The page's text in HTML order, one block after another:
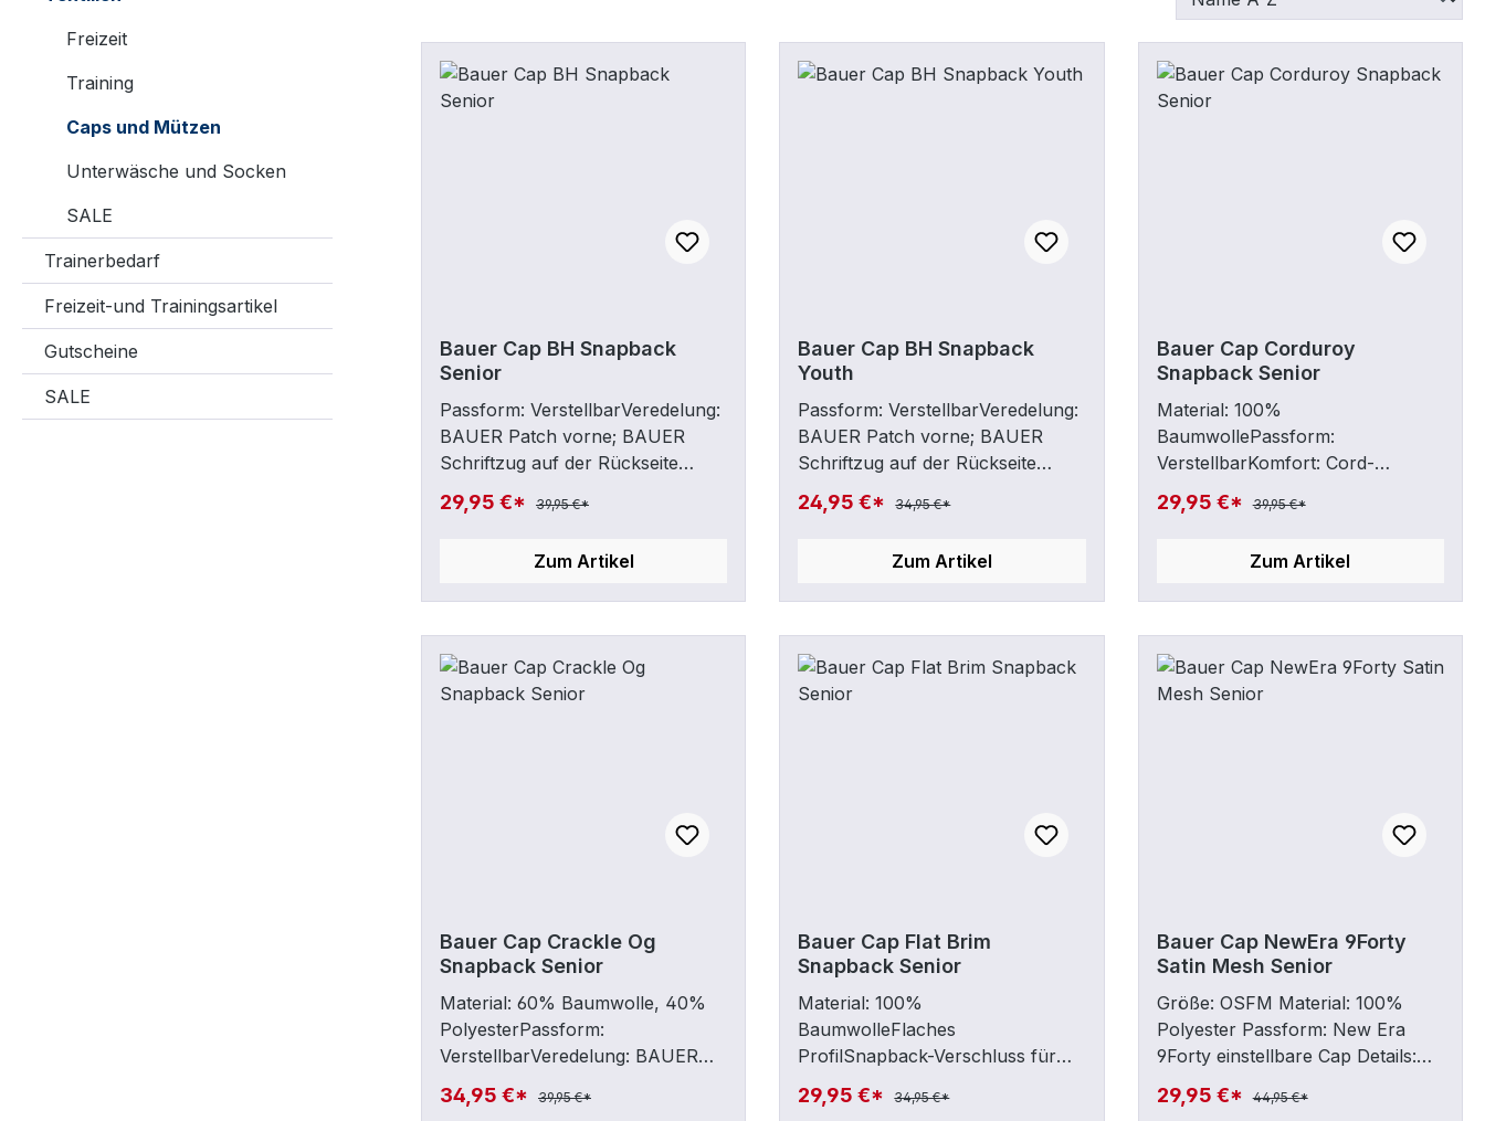
Freizeit
Training
Caps und Mützen
Unterwäsche und Socken
SALE
Trainerbedarf
Freizeit-und Trainingsartikel
Gutscheine
SALE
Bauer Cap BH Snapback
Senior
Passform: VerstellbarVeredelung:
BAUER Patch vorne; BAUER
Schriftzug auf der Rückseite
(nicht auf dem Schild!)Sonstiges:
Gerades Schild
29,95 €* 39,95 €*
Zum Artikel
Bauer Cap BH Snapback
Youth
Passform: VerstellbarVeredelung:
BAUER Patch vorne; BAUER
Schriftzug auf der Rückseite
(nicht auf dem Schild!)Sonstiges:
Gerades SchildGröße YOUTH
24,95 €* 34,95 €*
Zum Artikel
Bauer Cap Corduroy
Snapback Senior
Material: 100%
BaumwollePassform:
VerstellbarKomfort: Cord-
StoffVeredelung: BAUER Patch
vorne; BAUER Icon
Stretch-Verschluss für perfekten
29,95 €* 39,95 €*
Zum Artikel
Bauer Cap Crackle Og
Snapback Senior
Material: 60% Baumwolle, 40%
PolyesterPassform:
VerstellbarVeredelung: BAUER
Grafik vorne & hintenSonstiges:
Spansnap™ Stretch-Verschluss
34,95 €* 39,95 €*
Bauer Cap Flat Brim
Snapback Senior
Material: 100%
BaumwolleFlaches
ProfilSnapback-Verschluss für
VerstellbarkeitGestickter BAUER
Schriftzug vorne
29,95 €* 34,95 €*
Bauer Cap NewEra 9Forty
Satin Mesh Senior
Größe: OSFM Material: 100%
Polyester Passform: New Era
9Forty einstellbare Cap Details:
Retro Bauer Stickerei auf dem
Schild, New Era Stickerei auf der
29,95 €* 44,95 €*